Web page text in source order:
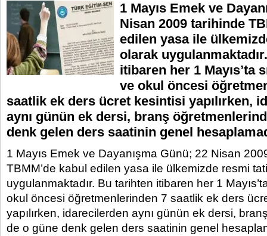
1 Mayıs Emek ve
Nisan 2009 tarihinde
edilen yasa ile
olarak
itibaren her 1 Mayıs’ta
ve okul öncesi
saatlik ek ders ücret kesintisi yapılırken,
aynı günün ek dersi, branş
denk gelen ders saatinin genel
1 Mayıs Emek ve Dayanışma Günü; 22 Nisan
TBMM’de kabul edilen yasa ile ülkemizde resmi
uygulanmaktadır. Bu tarihten itibaren her 1
okul öncesi öğretmenlerinden 7 saatlik ek ders
yapılırken, idarecilerden aynı günün ek dersi,
de o güne denk gelen ders saatinin genel